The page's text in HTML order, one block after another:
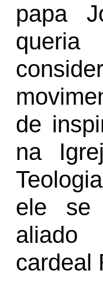
papa
de
na
ele se
aliado
cardeal